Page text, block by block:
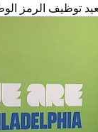
توظيف الرمز